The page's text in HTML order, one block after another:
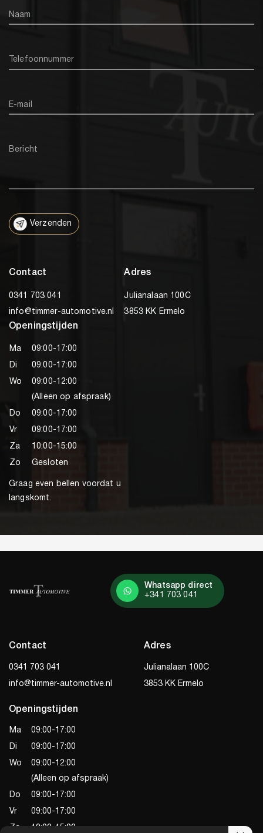
Naam
Telefoonnummer
E-mail
Bericht
Verzenden
Contact
0341 703 041
info@timmer-automotive.nl
Adres
Julianalaan 100C
3853 KK Ermelo
Openingstijden
Ma 09:00-17:00
Di 09:00-17:00
Wo
09:00-12:00
(Alleen op afspraak)
Do 09:00-17:00
Vr 09:00-17:00
Za 10:00-15:00
Zo Gesloten
Graag even bellen voordat u
langskomt.
Whatsapp direct
+341 703 041
Contact
0341 703 041
info@timmer-automotive.nl
Adres
Julianalaan 100C
3853 KK Ermelo
Openingstijden
Ma 09:00-17:00
Di 09:00-17:00
Wo
09:00-12:00
(Alleen op afspraak)
Do 09:00-17:00
Vr 09:00-17:00
Za 10:00-15:00